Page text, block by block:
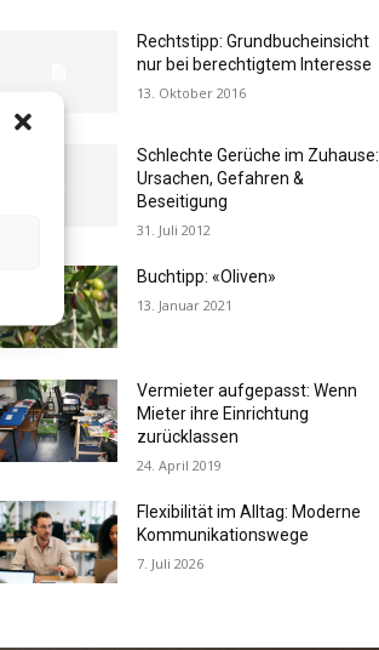
Rechtstipp: Grundbucheinsicht
nur bei berechtigtem Interesse
13. Oktober 2016
Schlechte Gerüche im Zuhause:
Ursachen, Gefahren &
Beseitigung
31. Juli 2012
Buchtipp: «Oliven»
13. Januar 2021
Vermieter aufgepasst: Wenn
Mieter ihre Einrichtung
zurücklassen
24. April 2019
Flexibilität im Alltag: Moderne
Kommunikationswege
7. Juli 2026